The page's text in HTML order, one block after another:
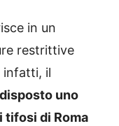
in un
restrittive
infatti, il
uno
tifosi di Roma